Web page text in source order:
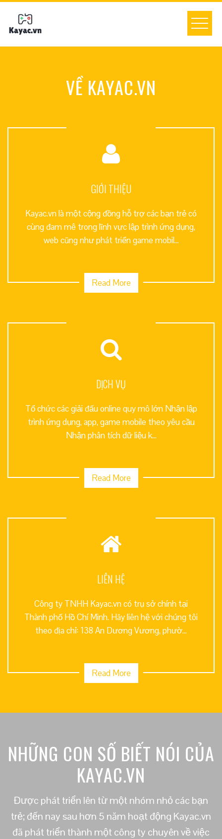
content
VỀ KAYAC.VN
GIỚI THIỆU
Kayac.vn là một cộng đồng hỗ trợ các bạn trẻ có
cùng đam mê trong lĩnh vực lập trình ứng dụng,
web cũng như phát triển game mobil...
Read More
DỊCH VỤ
Tổ chức các giải đấu online quy mô lớn Nhận lập
trình ứng dụng, app, game mobile theo yêu cầu
Nhận phân tích dữ liệu k...
Read More
LIÊN HỆ
Công ty TNHH Kayac.vn có trụ sở chính tại
Thành phố Hồ Chí Minh. Hãy liên hệ với chúng tôi
theo địa chỉ: 138 An Dương Vương, phườ...
Read More
NHỮNG CON SỐ BIẾT NÓI CỦA
KAYAC.VN
Được phát triển lên từ một nhóm nhỏ các bạn
trẻ; đến nay sau hơn 5 năm hoạt động Kayac.vn
đã phát triển thành một công ty chuyên về việc